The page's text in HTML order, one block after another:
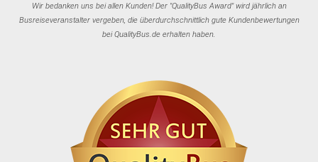
Wir bedanken uns bei allen Kunden! Der "QualityBus Award" wird jährlich an
Busreiseveranstalter vergeben, die überdurchschnittlich gute Kundenbewertungen
bei QualityBus.de erhalten haben.